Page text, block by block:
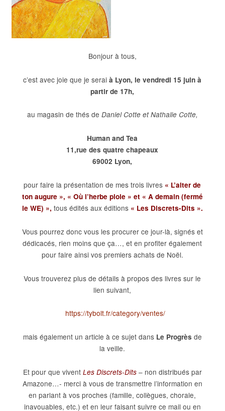
Bonjour à tous,
c’est avec joie que je seraià Lyon, le vendredi 15 juin à
partir de 17h,
au magasin de thés de Daniel Cotte et Nathalie Cotte,
Human and Tea
11,rue des quatre chapeaux
69002 Lyon,
pour faire la présentation de mes trois livres « L’alter de
ton augure », « Où l’herbe ploie » et « A demain (fermé
le WE) », tous édités aux éditions « Les Discrets-Dits ».
Vous pourrez donc vous les procurer ce jour-là, signés et
dédicacés, rien moins que ça…, et en profiter également
pour faire ainsi vos premiers achats de Noël.
Vous trouverez plus de détails à propos des livres sur le
lien suivant,
https://tybolt.fr/category/ventes/
mais également un article à ce sujet dans Le Progrès de
la veille.
Et pour que vivent Les Discrets-Dits– non distribués par
Amazone…- merci à vous de transmettre l’information en
en parlant à vos proches (famille, collègues, chorale,
inavouables, etc.) et en leur faisant suivre ce mail ou en